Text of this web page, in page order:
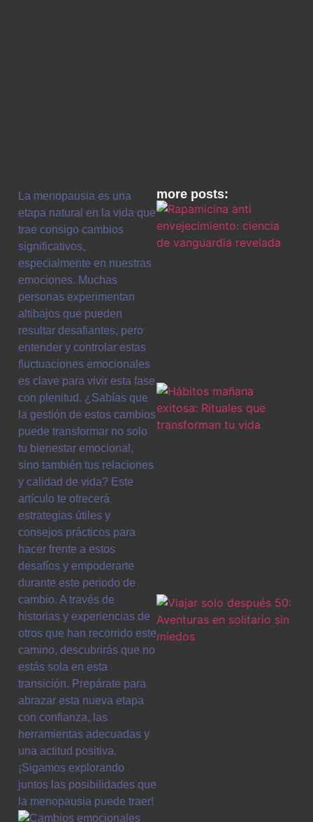
La menopausia es una
etapa natural en la vida que
trae consigo cambios
significativos,
especialmente en nuestras
emociones. Muchas
personas experimentan
altibajos que pueden
resultar desafiantes, pero
entender y controlar estas
fluctuaciones emocionales
es clave para vivir esta fase
con plenitud. ¿Sabías que
la gestión de estos cambios
puede transformar no solo
tu bienestar emocional,
sino también tus relaciones
y calidad de vida? Este
artículo te ofrecerá
estrategias útiles y
consejos prácticos para
hacer frente a estos
desafíos y empoderarte
durante este periodo de
cambio. A través de
historias y experiencias de
otros que han recorrido este
camino, descubrirás que no
estás sola en esta
transición. Prepárate para
abrazar esta nueva etapa
con confianza, las
herramientas adecuadas y
una actitud positiva.
¡Sigamos explorando
juntos las posibilidades que
la menopausia puede traer!
more posts: